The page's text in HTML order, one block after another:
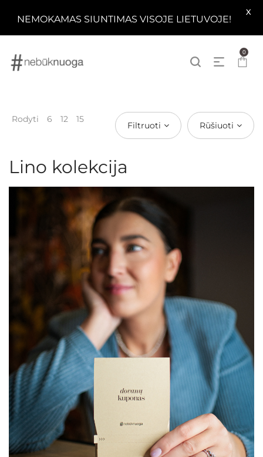
0
Rodyti 6 12 15
Filtruoti Rūšiuoti
Lino kolekcija
NEMOKAMAS SIUNTIMAS VISOJE LIETUVOJE!
X